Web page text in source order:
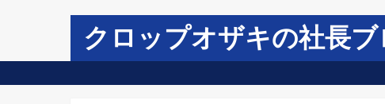
クロップオザキの社長